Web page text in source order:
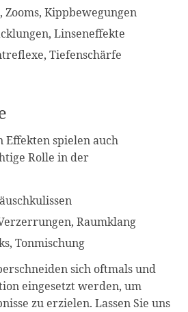
Zooms, Kippbewegungen
Linseneffekte
Tiefenschärfe
Effekten spielen auch
Rolle in der
Raumklang
Tonmischung
sich oftmals und
eingesetzt werden, um
zu erzielen. Lassen Sie uns